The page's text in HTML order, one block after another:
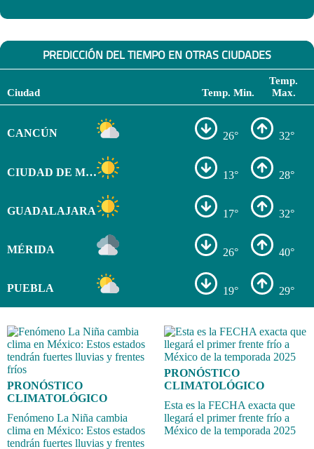
PREDICCIÓN DEL TIEMPO EN OTRAS CIUDADES
Ciudad Temp. Min.
Temp.
Max.
CANCÚN 26° 32°
CIUDAD DE MÉXICO 13° 28°
GUADALAJARA 17° 32°
MÉRIDA 26° 40°
PUEBLA 19° 29°
PRONÓSTICO
CLIMATOLÓGICO
Fenómeno La Niña cambia
clima en México: Estos estados
tendrán fuertes lluvias y frentes
PRONÓSTICO
CLIMATOLÓGICO
Esta es la FECHA exacta que
llegará el primer frente frío a
México de la temporada 2025